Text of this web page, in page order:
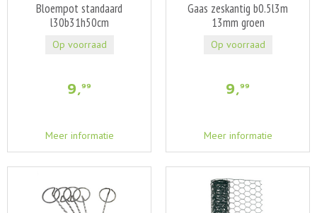
Bloempot standaard
l30b31h50cm
9,99
Meer informatie
Op voorraad
Gaas zeskantig b0.5l3m
13mm groen
9,99
Meer informatie
Op voorraad